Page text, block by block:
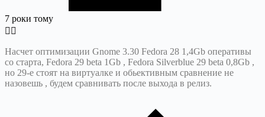
7 роки тому
Насчет оптимизации Gnome 3.30 Fedora 28 1,4Gb оперативы
со старта, Fedora 29 beta 1Gb , Fedora Silverblue 29 beta 0,8Gb ,
но 29-е стоят на виртуалке и обьективным сравнение не
назовешь , будем сравнивать после выхода в релиз.